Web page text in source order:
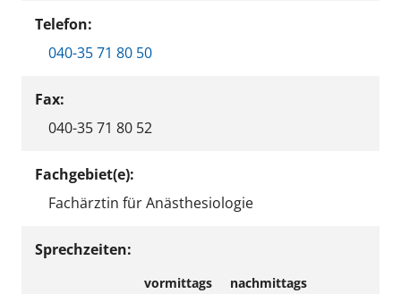
Telefon:
040-35 71 80 50
Fax:
040-35 71 80 52
Fachgebiet(e):
Fachärztin für Anästhesiologie
Sprechzeiten:
vormittags
nachmittags